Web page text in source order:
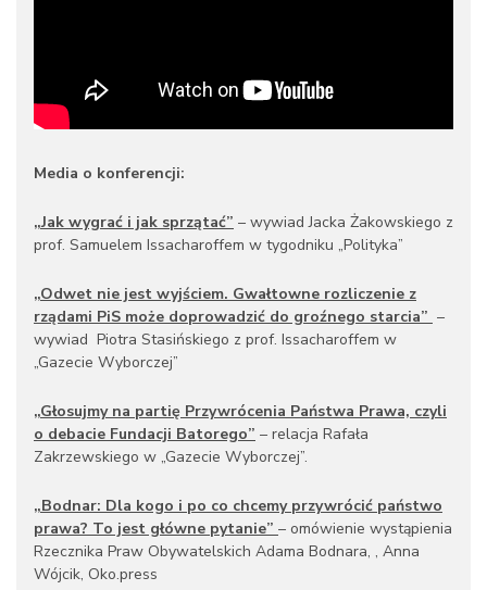
Media o konferencji:
„Jak wygrać i jak sprzątać” – wywiad Jacka Żakowskiego z
prof. Samuelem Issacharoffem w tygodniku „Polityka”
„Odwet nie jest wyjściem. Gwałtowne rozliczenie z
rządami PiS może doprowadzić do groźnego starcia” –
wywiad Piotra Stasińskiego z prof. Issacharoffem w
„Gazecie Wyborczej”
„Głosujmy na partię Przywrócenia Państwa Prawa, czyli
o debacie Fundacji Batorego” – relacja Rafała
Zakrzewskiego w „Gazecie Wyborczej”.
„Bodnar: Dla kogo i po co chcemy przywrócić państwo
prawa? To jest główne pytanie” – omówienie wystąpienia
Rzecznika Praw Obywatelskich Adama Bodnara, , Anna
Wójcik, Oko.press